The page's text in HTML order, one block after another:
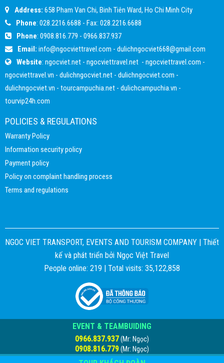
Address: 658 Pham Van Chi, Binh Tiên Ward, Ho Chi Minh City
Phone: 028.2216.6688 - Fax: 028.2216.6688
Phone: 0908.816.779 - 0966.837.937
Email: info@ngocviettravel.com - dulichngocviet668@gmail.com
Website: ngocviet.net - ngocviettravel.net - ngocviettravel.com -
ngocviettravel.vn - dulichngocviet.net - dulichngocviet.com -
dulichngocviet.vn - tourcampuchia.net - dulichcampuchia.vn -
tourvip24h.com
POLICIES & REGULATIONS
Warranty Policy
Information security policy
Payment policy
Policy on complaint handling process
Terms and regulations
NGOC VIET TRANSPORT, EVENTS AND TOURISM COMPANY | Thiết
kế và phát triển bởi Ngọc Việt Travel
People online: 219 | Total visits: 35,122,858
EVENT & TEAMBUIDING
0966.837.937(Mr: Ngọc)
0908.816.779(Mr: Ngọc)